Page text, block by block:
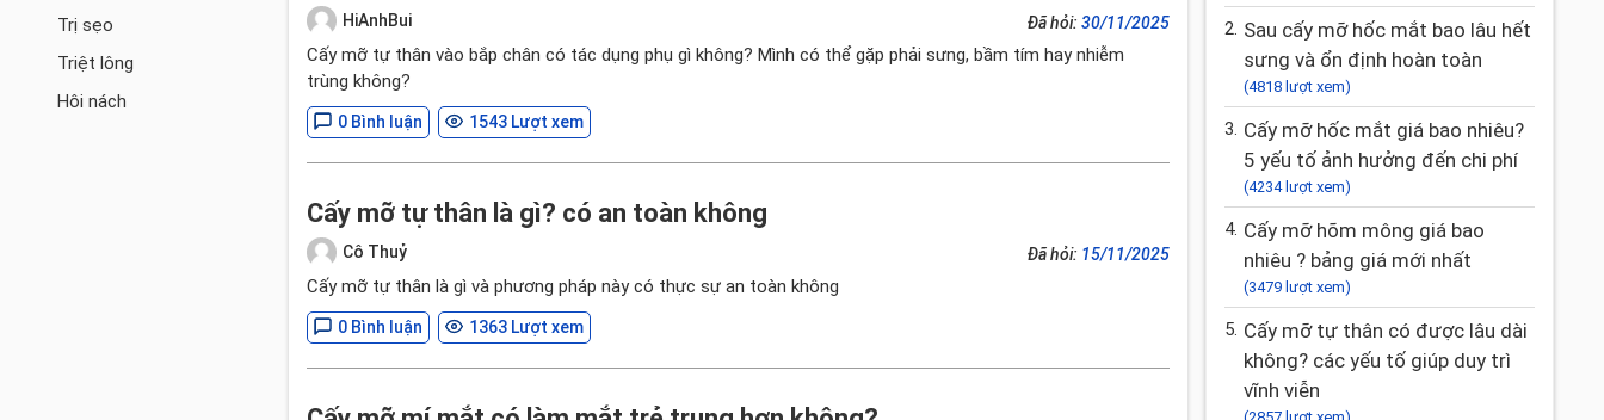
Trị sẹo
Triệt lông
Hôi nách
HiAnhBui Đã hỏi: 30/11/2025
Cấy mỡ tự thân vào bắp chân có tác dụng phụ gì không? Mình có thể gặp phải sưng, bầm tím hay nhiễm
trùng không?
0 Bình luận 1543 Lượt xem
Cấy mỡ tự thân là gì? có an toàn không
Cô Thuỷ Đã hỏi: 15/11/2025
Cấy mỡ tự thân là gì và phương pháp này có thực sự an toàn không
0 Bình luận 1363 Lượt xem
2. Sau cấy mỡ hốc mắt bao lâu hết
sưng và ổn định hoàn toàn
(4818 lượt xem)
3. Cấy mỡ hốc mắt giá bao nhiêu?
5 yếu tố ảnh hưởng đến chi phí
(4234 lượt xem)
4. Cấy mỡ hõm mông giá bao
nhiêu ? bảng giá mới nhất
(3479 lượt xem)
5. Cấy mỡ tự thân có được lâu dài
không? các yếu tố giúp duy trì
vĩnh viễn